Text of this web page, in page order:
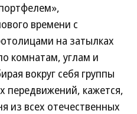
времени с
на затылках
комнатам, углам и
вокруг себя группы
передвижений, кажется,
из всех отечественных